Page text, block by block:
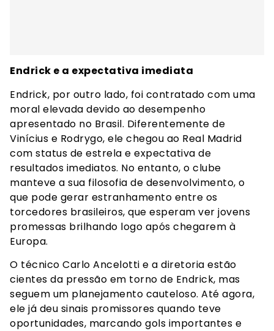
Endrick e a expectativa imediata
Endrick, por outro lado, foi contratado com uma
moral elevada devido ao desempenho
apresentado no Brasil. Diferentemente de
Vinícius e Rodrygo, ele chegou ao Real Madrid
com status de estrela e expectativa de
resultados imediatos. No entanto, o clube
manteve a sua filosofia de desenvolvimento, o
que pode gerar estranhamento entre os
torcedores brasileiros, que esperam ver jovens
promessas brilhando logo após chegarem à
Europa.
O técnico Carlo Ancelotti e a diretoria estão
cientes da pressão em torno de Endrick, mas
seguem um planejamento cauteloso. Até agora,
ele já deu sinais promissores quando teve
oportunidades, marcando gols importantes e